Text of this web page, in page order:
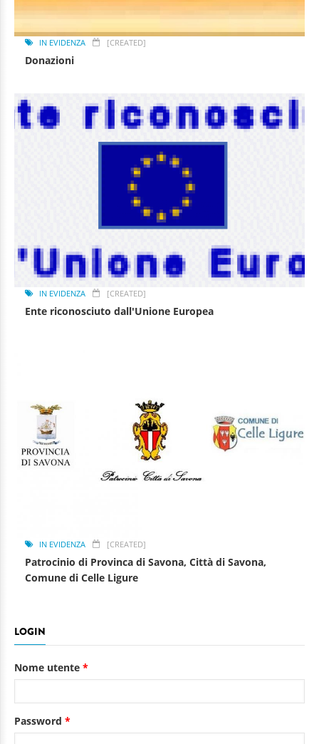
IN EVIDENZA [CREATED]
Donazioni
IN EVIDENZA [CREATED]
Ente riconosciuto dall'Unione Europea
IN EVIDENZA [CREATED]
Patrocinio di Provinca di Savona, Città di Savona,
Comune di Celle Ligure
LOGIN
Nome utente *
Password *